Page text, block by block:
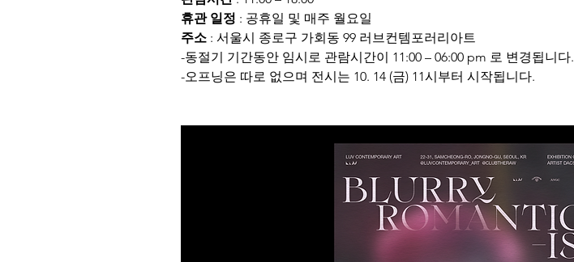
휴관 일정 : 공휴일 및 매주 월요일
주소 : 서울시 종로구 가회동 99 러브컨템포러리아트
-동절기 기간동안 임시로 관람시간이 11:00 – 06:00 pm 로 변경됩니다.
-오프닝은 따로 없으며 전시는 10. 14 (금) 11시부터 시작됩니다.